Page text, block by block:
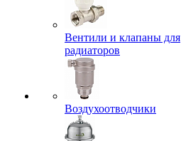
Вентили и клапаны для
радиаторов
Воздухоотводчики